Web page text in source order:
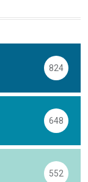
824
648
552